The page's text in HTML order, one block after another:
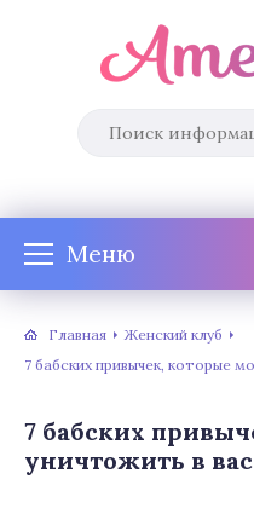
Меню
Главная
Женский клуб
7 бабских привычек, которые
7 бабских
уничтожить в